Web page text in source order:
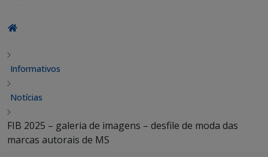
Informativos
Notícias
FIB 2025 – galeria de imagens – desfile de moda das
marcas autorais de MS